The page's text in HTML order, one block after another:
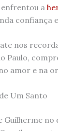
a
confiança
nos
Paulo,
amor e na
Um Santo
Guilherme no